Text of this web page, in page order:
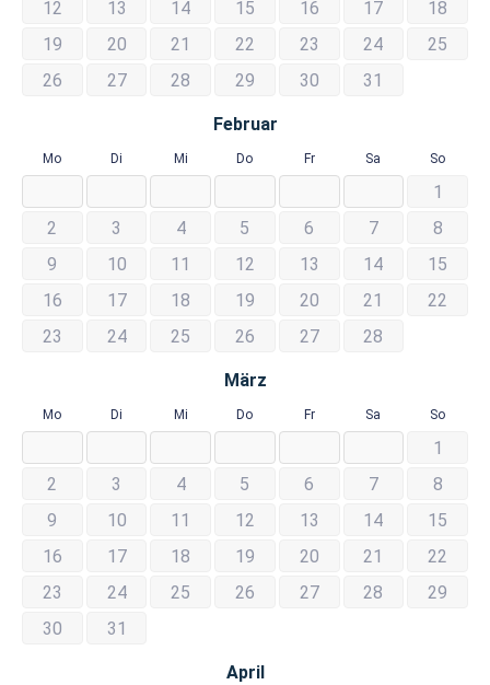
12 13 14 15 16 17
18
19
20 21 22 23 24
25
26
27 28 29 30 31
Februar
Mo Di Mi Do Fr Sa So
1
2
3 4 5 6 7
8
9
10 11 12 13 14
15
16
17 18 19 20 21
22
23
24 25 26 27 28
März
Mo Di Mi Do Fr Sa So
1
2
3 4 5 6 7
8
9
10 11 12 13 14
15
16
17 18 19 20 21
22
23
24 25 26 27 28
29
30
31
April